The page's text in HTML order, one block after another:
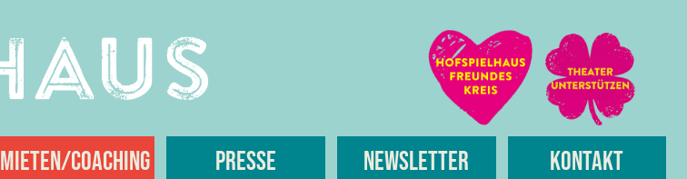
Mieten/Coaching Presse Newsletter Kontakt